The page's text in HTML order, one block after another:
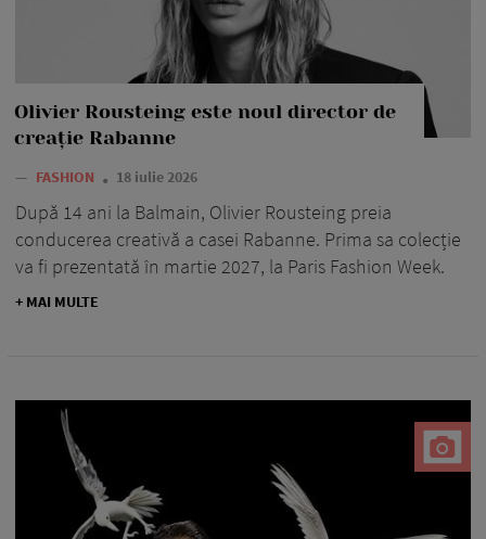
Olivier Rousteing este noul director de
creație Rabanne
— FASHION 18 iulie 2026
După 14 ani la Balmain, Olivier Rousteing preia
conducerea creativă a casei Rabanne. Prima sa colecție
va fi prezentată în martie 2027, la Paris Fashion Week.
+ MAI MULTE